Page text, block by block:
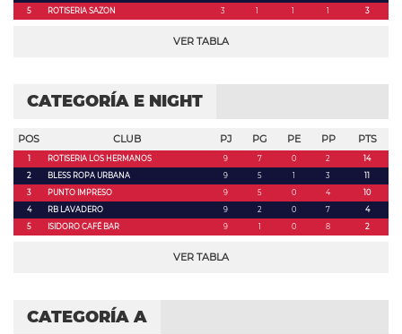
5
ROTISERIA SAZON 3 1 1 1 3
VER TABLA
CATEGORÍA E NIGHT
POS CLUB PJ PG PE PP PTS
1 ROTISERIA LOS HERMANOS 9 7 0 2
14
2
BLESS ROPA URBANA 9 5 1 3
11
3
PUNTO IMPRESO 9 5 0 4
10
4
RB LAVADERO 9 2 0 7
4
5
ISIDORO CAFÉ BAR 9 1 0 8 2
VER TABLA
CATEGORÍA A